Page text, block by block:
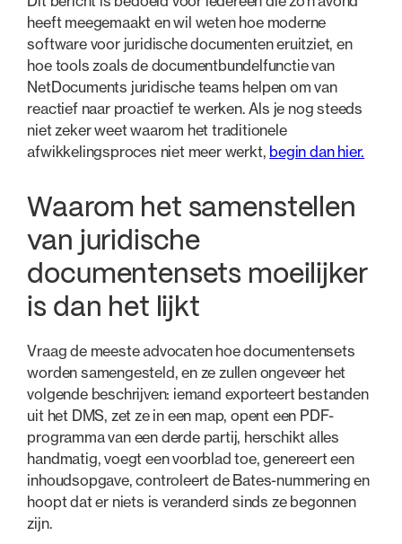
heeft meegemaakt en wil weten hoe moderne
software voor juridische documenten eruitziet, en
hoe tools zoals de documentbundelfunctie van
NetDocuments juridische teams helpen om van
reactief naar proactief te werken. Als je nog steeds
niet zeker weet waarom het traditionele
afwikkelingsproces niet meer werkt, begin dan hier.
Waarom het samenstellen
van juridische
documentensets moeilijker
is dan het lijkt
Vraag de meeste advocaten hoe documentensets
worden samengesteld, en ze zullen ongeveer het
volgende beschrijven: iemand exporteert bestanden
uit het DMS, zet ze in een map, opent een PDF-
programma van een derde partij, herschikt alles
handmatig, voegt een voorblad toe, genereert een
inhoudsopgave, controleert de Bates-nummering en
hoopt dat er niets is veranderd sinds ze begonnen
zijn.